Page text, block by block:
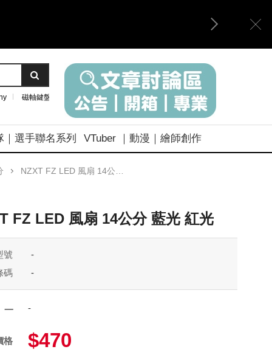
磁軸鍵盤
｜選手聯名系列 VTuber ｜動漫｜繪師創作
NZXT FZ LED 風扇 14公分 藍光 紅光
FZ LED 風扇 14公分 藍光 紅光
號
-
碼
-
-
格 $470